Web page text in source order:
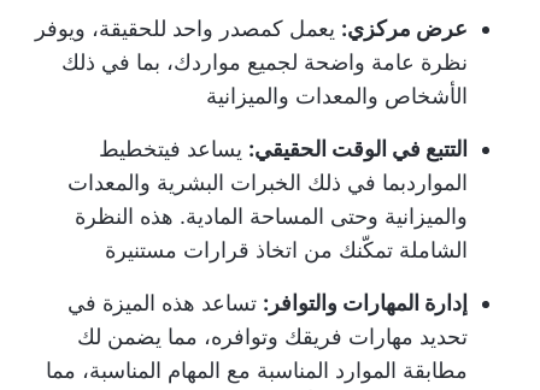
عرض مركزي: يعمل كمصدر واحد للحقيقة، ويوفر
نظرة عامة واضحة لجميع مواردك، بما في ذلك
الأشخاص والمعدات والميزانية
التتبع في الوقت الحقيقي: يساعد فيتخطيط
المواردبما في ذلك الخبرات البشرية والمعدات
والميزانية وحتى المساحة المادية. هذه النظرة
الشاملة تمكّنك من اتخاذ قرارات مستنيرة
إدارة المهارات والتوافر: تساعد هذه الميزة في
تحديد مهارات فريقك وتوافره، مما يضمن لك
مطابقة الموارد المناسبة مع المهام المناسبة، مما